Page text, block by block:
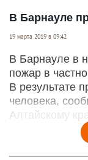
В Барнауле
19 марта 2019 в 09:42
В Барнауле в
пожар в
В результате
человека,
Алтайскому